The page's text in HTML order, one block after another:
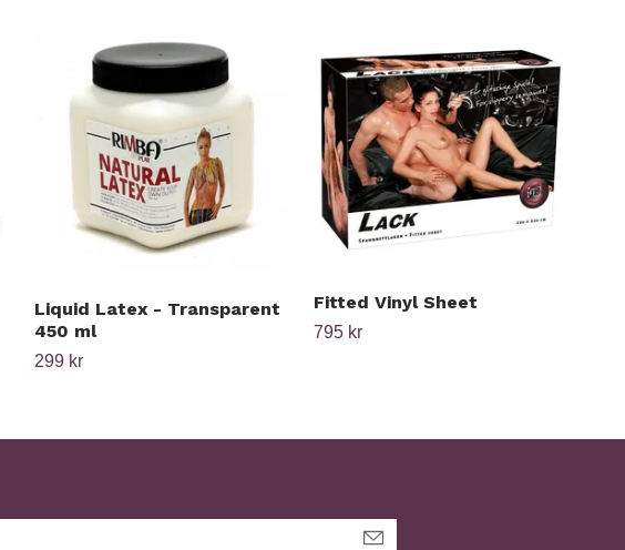
Liquid Latex - Transparent
450 ml
299 kr
Fitted Vinyl Sheet
795 kr